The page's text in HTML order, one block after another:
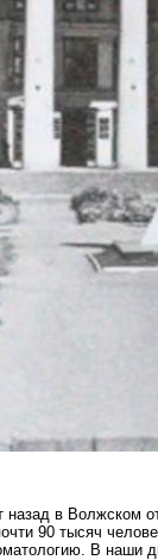
в Волжском
90 тысяч
В наши